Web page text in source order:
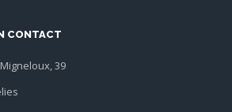
CONTACT
39